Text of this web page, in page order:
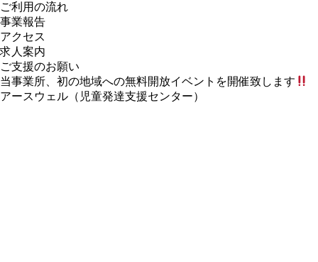
ご利⽤の流れ
事業報告
アクセス
求人案内
ご⽀援のお願い
当事業所、初の地域への無料開放イベントを開催致します
アースウェル（児童発達支援センター）